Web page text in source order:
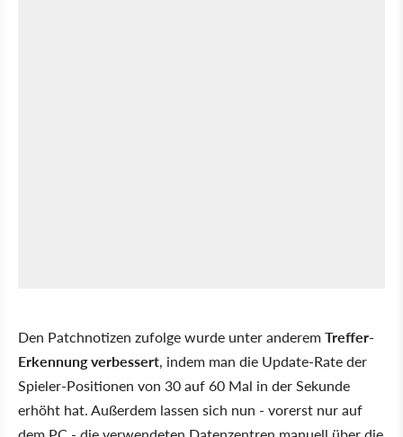
Den Patchnotizen zufolge wurde unter anderemTreffer-
Erkennung verbessert, indem man die Update-Rate der
Spieler-Positionen von 30 auf 60 Mal in der Sekunde
erhöht hat. Außerdem lassen sich nun - vorerst nur auf